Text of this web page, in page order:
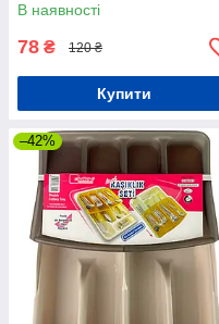
В наявності
78 ₴ 120 ₴
Купити
–42%